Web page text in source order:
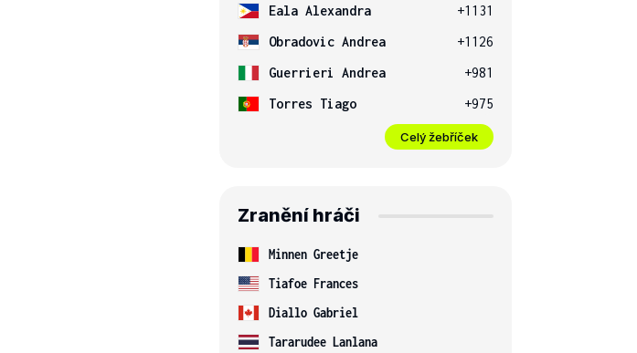
Eala Alexandra
+1131
Obradovic Andrea
+1126
Guerrieri Andrea
+981
Torres Tiago
+975
Celý žebříček
Zranění hráči
Minnen Greetje
Tiafoe Frances
Diallo Gabriel
Tararudee Lanlana